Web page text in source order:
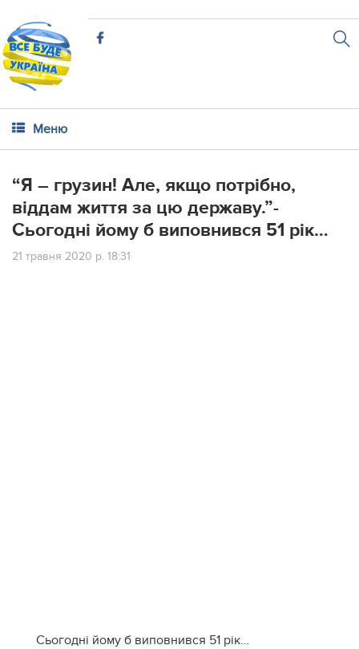
Меню
“Я – грузин! Але, якщо потрібно,
віддам життя за цю державу.”-
Сьогодні йому б виповнився 51 рік…
21 травня 2020 р. 18:31
Сьогодні йому б виповнився 51 рік…